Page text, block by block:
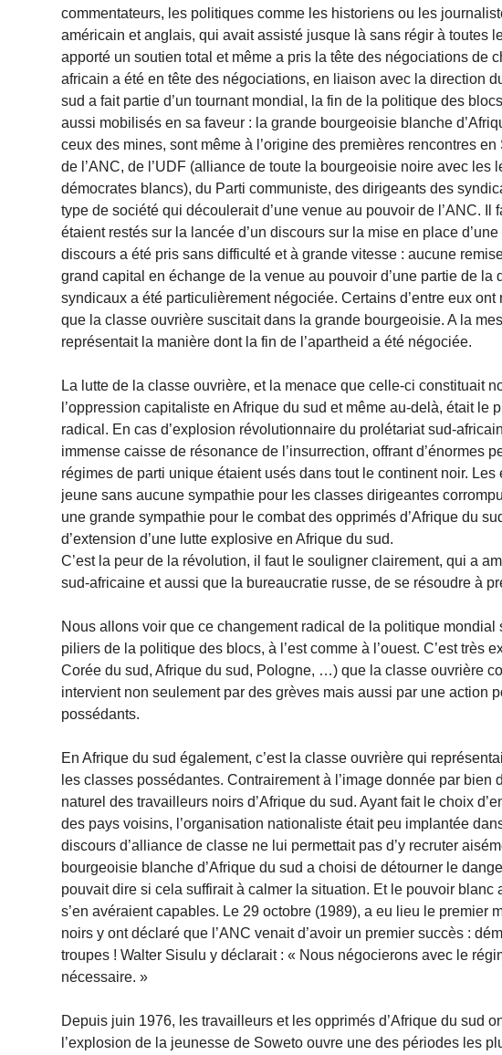
commentateurs, les politiques comme les historiens ou les
américain et anglais, qui avait assisté jusque là sans régir à toutes
apporté un soutien total et même a pris la tête des négociations de
africain a été en tête des négociations, en liaison avec la direction
sud a fait partie d’un tournant mondial, la fin de la politique des
aussi mobilisés en sa faveur : la grande bourgeoisie blanche
ceux des mines, sont même à l’origine des premières rencontres
de l’ANC, de l’UDF (alliance de toute la bourgeoisie noire avec
démocrates blancs), du Parti communiste, des dirigeants des
type de société qui découlerait d’une venue au pouvoir de l’ANC.
étaient restés sur la lancée d’un discours sur la mise en place
discours a été pris sans difficulté et à grande vitesse : aucune
grand capital en échange de la venue au pouvoir d’une partie de
syndicaux a été particulièrement négociée. Certains d’entre eux
que la classe ouvrière suscitait dans la grande bourgeoisie. A la
représentait la manière dont la fin de l’apartheid a été négociée.
La lutte de la classe ouvrière, et la menace que celle-ci constituait
l’oppression capitaliste en Afrique du sud et même au-delà, était
radical. En cas d’explosion révolutionnaire du prolétariat sud-
immense caisse de résonance de l’insurrection, offrant d’énormes
régimes de parti unique étaient usés dans tout le continent noir.
jeune sans aucune sympathie pour les classes dirigeantes
une grande sympathie pour le combat des opprimés d’Afrique du
d’extension d’une lutte explosive en Afrique du sud.
C’est la peur de la révolution, il faut le souligner clairement, qui a
sud-africaine et aussi que la bureaucratie russe, de se résoudre à
Nous allons voir que ce changement radical de la politique mondial
piliers de la politique des blocs, à l’est comme à l’ouest. C’est très
Corée du sud, Afrique du sud, Pologne, …) que la classe ouvrière
intervient non seulement par des grèves mais aussi par une action
possédants.
En Afrique du sud également, c’est la classe ouvrière qui
les classes possédantes. Contrairement à l’image donnée par bien
naturel des travailleurs noirs d’Afrique du sud. Ayant fait le choix
des pays voisins, l’organisation nationaliste était peu implantée
discours d’alliance de classe ne lui permettait pas d’y recruter
bourgeoisie blanche d’Afrique du sud a choisi de détourner le
pouvait dire si cela suffirait à calmer la situation. Et le pouvoir blanc
s’en avéraient capables. Le 29 octobre (1989), a eu lieu le premier
noirs y ont déclaré que l’ANC venait d’avoir un premier succès :
troupes ! Walter Sisulu y déclarait : « Nous négocierons avec le
nécessaire. »
Depuis juin 1976, les travailleurs et les opprimés d’Afrique du sud
l’explosion de la jeunesse de Soweto ouvre une des périodes les